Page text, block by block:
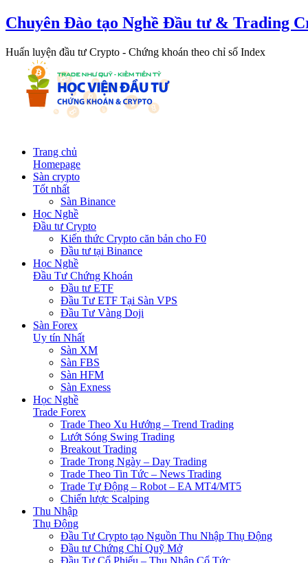
Chuyên Đào tạo Nghề Đầu tư & Trading
Huấn luyện đầu tư Crypto - Chứng khoán theo chỉ số Index
Trang chủ
Homepage
Sàn crypto
Tốt nhất
Sàn Binance
Học Nghề
Đầu tư Crypto
Kiến thức Crypto căn bản cho F0
Đầu tư tại Binance
Học Nghề
Đầu Tư Chứng Khoán
Đầu tư ETF
Đầu Tư ETF Tại Sàn VPS
Đầu Tư Vàng Doji
Sàn Forex
Uy tín Nhất
Sàn XM
Sàn FBS
Sàn HFM
Sàn Exness
Học Nghề
Trade Forex
Trade Theo Xu Hướng – Trend Trading
Lướt Sóng Swing Trading
Breakout Trading
Trade Trong Ngày – Day Trading
Trade Theo Tin Tức – News Trading
Trade Tự Động – Robot – EA MT4/MT5
Chiến lược Scalping
Thu Nhập
Thụ Động
Đầu Tư Crypto tạo Nguồn Thu Nhập Thụ Động
Đầu tư Chứng Chỉ Quỹ Mở
Đầu Tư Cổ Phiếu – Thu Nhập Cổ Tức